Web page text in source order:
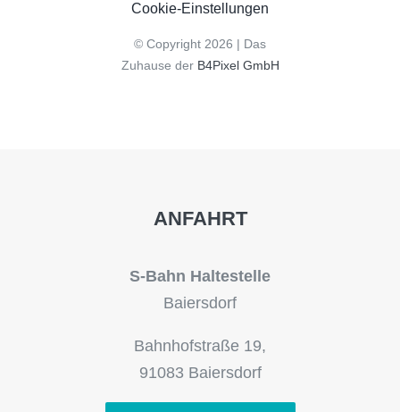
Cookie-Einstellungen
© Copyright 2026 | Das
Zuhause derB4Pixel GmbH
ANFAHRT
S-Bahn Haltestelle
Baiersdorf
Bahnhofstraße 19,
91083 Baiersdorf